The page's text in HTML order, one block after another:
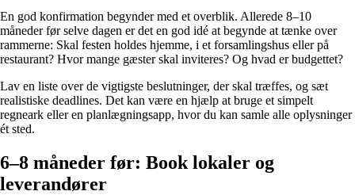
En god konfirmation begynder med et overblik. Allerede 8–10
måneder før selve dagen er det en god idé at begynde at tænke over
rammerne: Skal festen holdes hjemme, i et forsamlingshus eller på
restaurant? Hvor mange gæster skal inviteres? Og hvad er budgettet?
Lav en liste over de vigtigste beslutninger, der skal træffes, og sæt
realistiske deadlines. Det kan være en hjælp at bruge et simpelt
regneark eller en planlægningsapp, hvor du kan samle alle oplysninger
ét sted.
6–8 måneder før: Book lokaler og
leverandører